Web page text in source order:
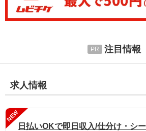
注目情報
求人情報
NEW
日払いOKで即日収入/仕分け・シ